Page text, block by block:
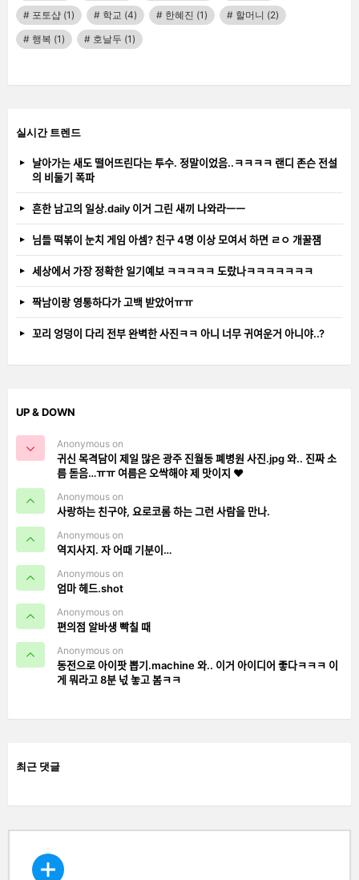
포토샵 (1) 학교 (4) 한혜진 (1) 할머니 (2)
행복 (1) 호날두 (1)
실시간 트렌드
날아가는 새도 떨어뜨린다는 투수. 정말이었음..ㅋㅋㅋㅋ 랜디 존슨 전설
의 비둘기 폭파
흔한 남고의 일상.daily 이거 그린 새끼 나와라ㅡㅡ
님들 떡볶이 눈치 게임 아셈? 친구 4명 이상 모여서 하면 ㄹㅇ 개꿀잼
세상에서 가장 정확한 일기예보 ㅋㅋㅋㅋㅋ 도랐나ㅋㅋㅋㅋㅋㅋㅋ
짝남이랑 영통하다가 고백 받았어ㅠㅠ
꼬리 엉덩이 다리 전부 완벽한 사진ㅋㅋ 아니 너무 귀여운거 아니야..?
UP & DOWN
Anonymous on
귀신 목격담이 제일 많은 광주 진월동 폐병원 사진.jpg 와.. 진짜 소
름 돋음…ㅠㅠ 여름은 오싹해야 제 맛이지 ❤️
Anonymous on
사랑하는 친구야, 요로코롬 하는 그런 사람을 만나.
Anonymous on
역지사지. 자 어때 기분이…
Anonymous on
엄마 헤드.shot
Anonymous on
편의점 알바생 빡칠 때
Anonymous on
동전으로 아이팟 뽑기.machine 와.. 이거 아이디어 좋다ㅋㅋㅋ 이
게 뭐라고 8분 넋 놓고 봄ㅋㅋ
최근 댓글